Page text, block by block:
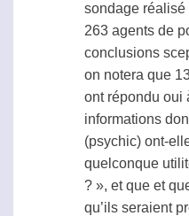
sondage
263 agents de
conclusions
on notera que
ont répondu oui
informations
(psychic) ont-
quelconque
? », et que et
qu’ils seraient